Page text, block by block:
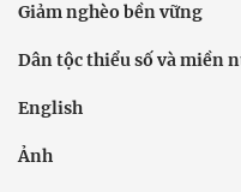
Giảm nghèo bền vững
Dân tộc thiểu số và miền
English
Ảnh